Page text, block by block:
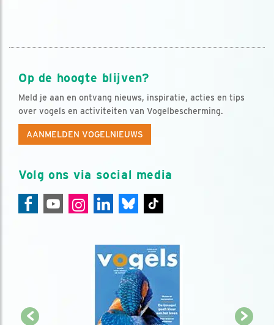
Op de hoogte blijven?
Meld je aan en ontvang nieuws, inspiratie, acties en tips
over vogels en activiteiten van Vogelbescherming.
AANMELDEN VOGELNIEUWS
Volg ons via social media